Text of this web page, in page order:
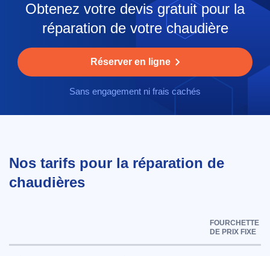
Obtenez votre devis gratuit pour la
réparation de votre chaudière
Réserver en ligne
Sans engagement ni frais cachés
Nos tarifs pour la réparation de
chaudières
FOURCHETTE
DE PRIX FIXE